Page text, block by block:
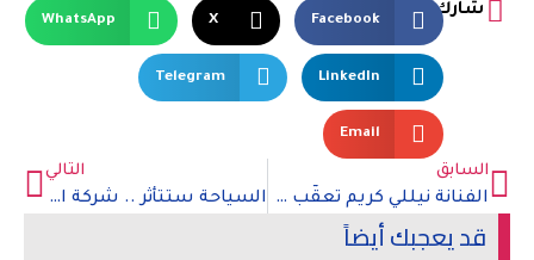
شارك
Facebook
X
WhatsApp
LinkedIn
Telegram
Email
السابق
الفنانة نيللي كريم تعقّب على خبر زواجها من رجل أعمال كبير
التالي
السياحة ستتأثر .. شركة ايرباص للطائرات تتخذ هذا القرار بسبب كورونا
قد يعجبك أيضاً